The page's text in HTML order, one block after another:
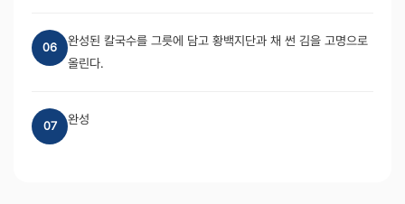
06
완성된 칼국수를 그릇에 담고 황백지단과 채 썬 김을 고명으로
올린다.
07 완성